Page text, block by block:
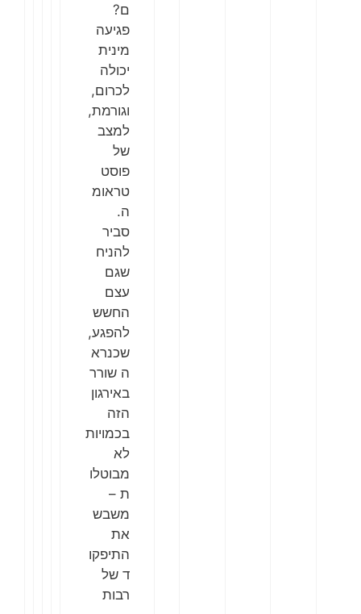
ם?
פגיעה
מינית
יכולה
לכרום,
וגורמת,
למצב
של
פוסט
טראומ
סביר
להניח
שגם
עצם
החשש
להפגע,
שכנרא
ה שורר
באירגון
הזה
בכמויות
לא
מבוטלו
ת –
משבש
את
התיפקו
ד של
רבות